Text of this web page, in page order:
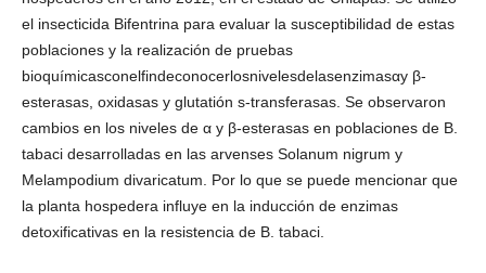
el insecticida Bifentrina para evaluar la susceptibilidad de estas
poblaciones y la realización de pruebas
bioquímicasconelfindeconocerlosnivelesdelasenzimasαy β-
esterasas, oxidasas y glutatión s-transferasas. Se observaron
cambios en los niveles de α y β-esterasas en poblaciones de B.
tabaci desarrolladas en las arvenses Solanum nigrum y
Melampodium divaricatum. Por lo que se puede mencionar que
la planta hospedera influye en la inducción de enzimas
detoxificativas en la resistencia de B. tabaci.